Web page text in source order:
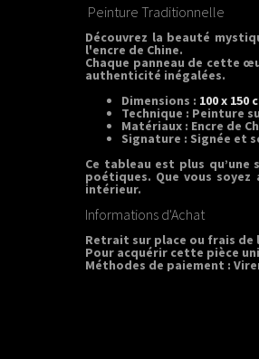
Peinture Traditionnelle
Découvrez la beauté
l'encre de Chine.
Chaque panneau de cette
authenticité inégalées.
Dimensions : 100 x 150
Technique : Peinture
Matériaux : Encre de
Signature : Signée et
Ce tableau est plus
poétiques. Que vous
intérieur.
Informations d'Achat
Retrait sur place ou frais de
Pour acquérir cette pièce
Méthodes de paiement :